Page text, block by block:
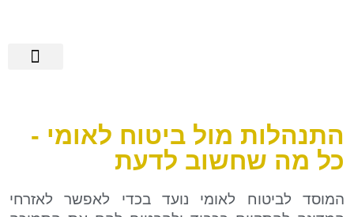
התנהלות מול ביטוח לאומי -
כל מה שחשוב לדעת
המוסד לביטוח לאומי נועד בכדי לאפשר לאזרחי